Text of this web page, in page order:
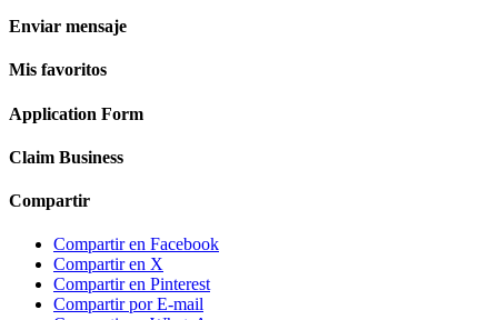
Enviar mensaje
Mis favoritos
Application Form
Claim Business
Compartir
Compartir en Facebook
Compartir en X
Compartir en Pinterest
Compartir por E-mail